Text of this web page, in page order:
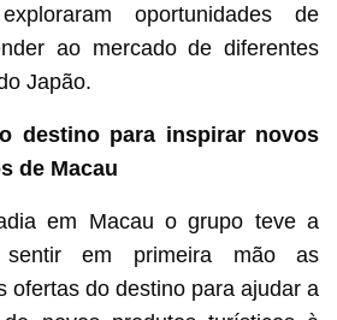
oportunidades de
ao mercado de diferentes
Japão.
destino para inspirar novos
de Macau
em Macau o grupo teve a
sentir em primeira mão as
ofertas do destino para ajudar a